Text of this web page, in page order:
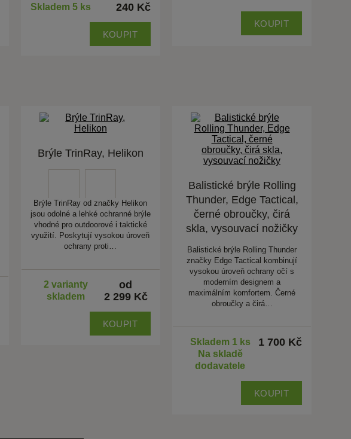
Skladem 5 ks 240 Kč
KOUPIT
KOUPIT
Brýle TrinRay, Helikon
Brýle TrinRay od značky Helikon
jsou odolné a lehké ochranné brýle
vhodné pro outdoorové i taktické
využití. Poskytují vysokou úroveň
ochrany proti…
2 varianty
skladem
od
2 299 Kč
KOUPIT
Balistické brýle Rolling
Thunder, Edge Tactical,
černé obroučky, čirá
skla, vysouvací nožičky
Balistické brýle Rolling Thunder
značky Edge Tactical kombinují
vysokou úroveň ochrany očí s
moderním designem a
maximálním komfortem. Černé
obroučky a čirá…
Skladem 1 ks
Na skladě
dodavatele
1 700 Kč
KOUPIT